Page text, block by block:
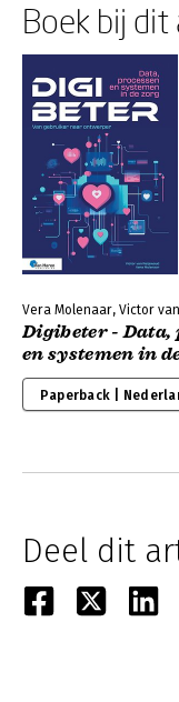
Boek bij dit
Vera Molenaar, Victor
Digibeter - Data,
en systemen in
Paperback |
Deel dit